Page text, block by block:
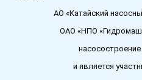
АО «Катайский
ОАО «НПО
и является